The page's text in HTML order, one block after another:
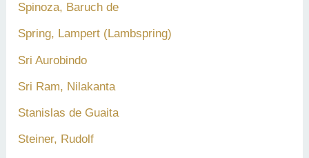
Spinoza, Baruch de
Spring, Lampert (Lambspring)
Sri Aurobindo
Sri Ram, Nilakanta
Stanislas de Guaita
Steiner, Rudolf